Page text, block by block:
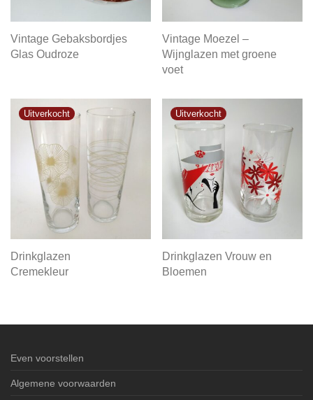
Vintage Gebaksbordjes
Glas Oudroze
Vintage Moezel –
Wijnglazen met groene
voet
Drinkglazen
Cremekleur
Drinkglazen Vrouw en
Bloemen
Even voorstellen
Algemene voorwaarden